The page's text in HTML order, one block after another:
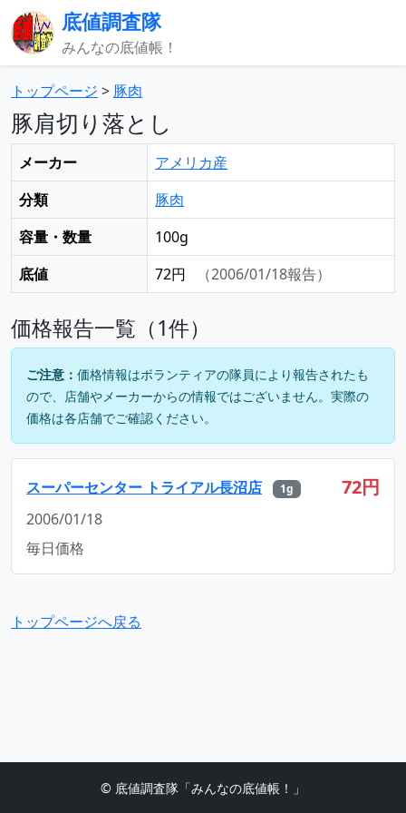
底値調査隊
みんなの底値帳！
トップページ > 豚肉
豚肩切り落とし
メーカー
アメリカ産
分類
豚肉
容量・数量
100g
底値
72円 （2006/01/18報告）
価格報告一覧（1件）
ご注意： 価格情報はボランティアの隊員により報告されたも
ので、店舗やメーカーからの情報ではございません。実際の
価格は各店舗でご確認ください。
スーパーセンター トライアル長沼店 1g 72円
2006/01/18
毎日価格
トップページへ戻る
© 底値調査隊「みんなの底値帳！」